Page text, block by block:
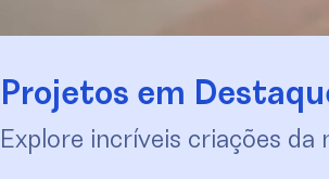
Projetos em
Explore incríveis criações da